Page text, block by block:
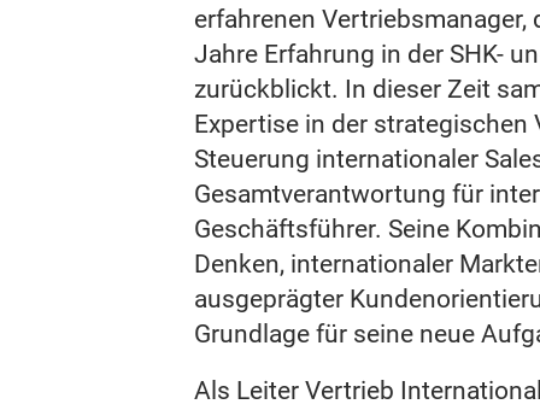
erfahrenen Vertriebsmanager,
Jahre Erfahrung in der SHK-
zurückblickt. In dieser Zeit
Expertise in der strategischen
Steuerung internationaler
Gesamtverantwortung für
Geschäftsführer. Seine
Denken, internationaler
ausgeprägter
Grundlage für seine neue
Als Leiter Vertrieb